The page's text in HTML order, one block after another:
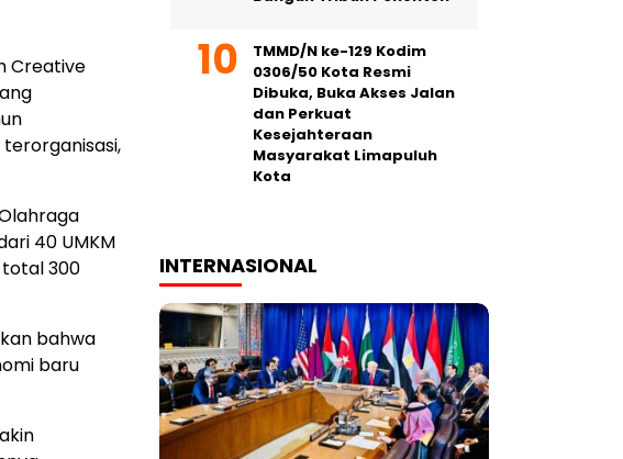
Creative
40 UMKM
total 300
bahwa
baru
TMMD/N ke-129 Kodim
0306/50 Kota Resmi
Dibuka, Buka Akses Jalan
dan Perkuat
Kesejahteraan
Masyarakat Limapuluh
Kota
INTERNASIONAL